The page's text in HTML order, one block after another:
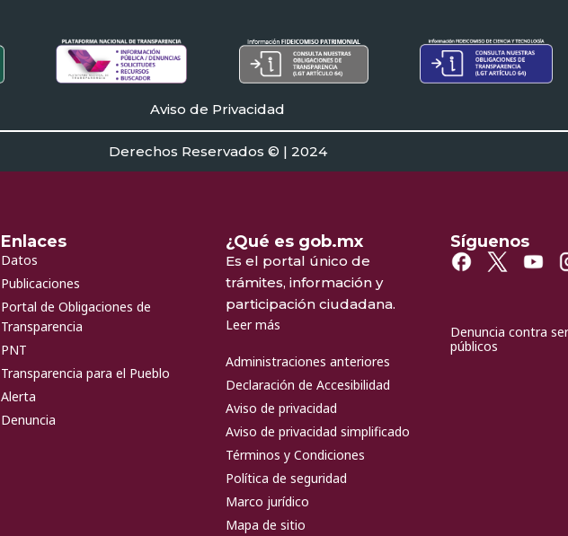
Aviso de Privacidad
Derechos Reservados © | 2024
Enlaces
Datos
Publicaciones
Portal de Obligaciones de
Transparencia
PNT
Transparencia para el Pueblo
Alerta
Denuncia
¿Qué es gob.mx
Es el portal único de
trámites, información y
participación ciudadana.
Leer más
Administraciones anteriores
Declaración de Accesibilidad
Aviso de privacidad
Aviso de privacidad simplificado
Términos y Condiciones
Política de seguridad
Marco jurídico
Mapa de sitio
Síguenos
Denuncia contra
públicos